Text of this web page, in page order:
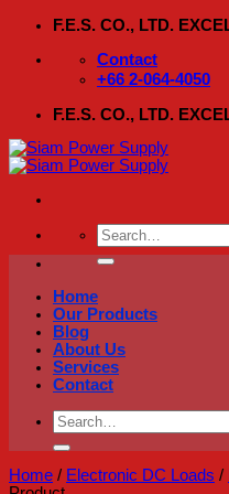
Skip
content
F.E.S. CO., LTD.
Contact
+66 2-064-4050
F.E.S. CO., LTD.
Search
for:
Home
Our Products
Blog
About Us
Services
Contact
Search
for:
Home / Electronic DC Loads /